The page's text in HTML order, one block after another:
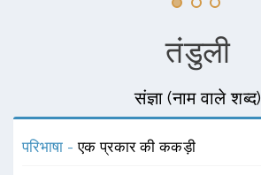
तंडुली
संज्ञा (नाम वाले शब्द)
परिभाषा -एक प्रकार की ककड़ी